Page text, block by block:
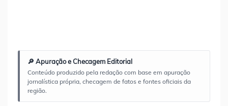
🔎 Apuração e Checagem Editorial
Conteúdo produzido pela redação com base em apuração
jornalística própria, checagem de fatos e fontes oficiais da
região.